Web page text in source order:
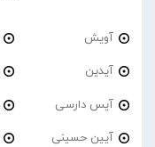
آویش
آیدین
آیس دارسی
آیین حسینی